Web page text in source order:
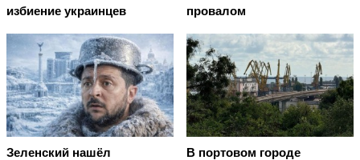
избиение украинцев
провалом
Зеленский нашёл
В портовом городе